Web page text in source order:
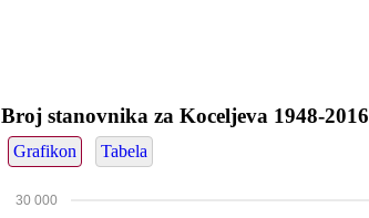
Broj stanovnika za Koceljeva 1948-2016
Grafikon Tabela
30 000